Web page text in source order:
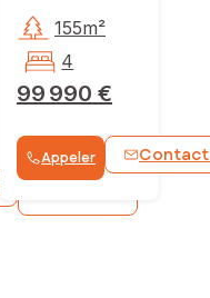
99 990 €
155m²
4
Appeler